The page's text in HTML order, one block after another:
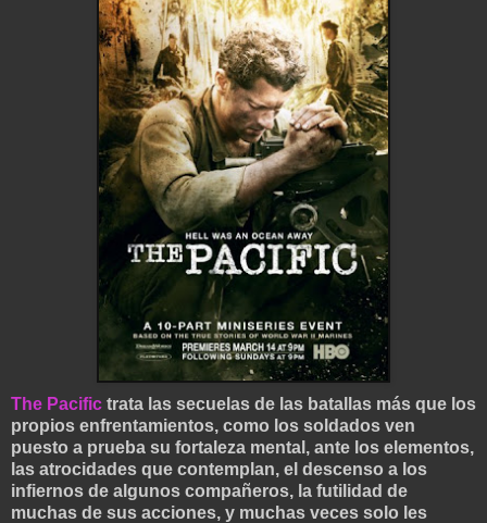
The Pacific trata las secuelas de las batallas más que los
propios enfrentamientos, como los soldados ven
puesto a prueba su fortaleza mental, ante los elementos,
las atrocidades que contemplan, el descenso a los
infiernos de algunos compañeros, la futilidad de
muchas de sus acciones, y muchas veces solo les